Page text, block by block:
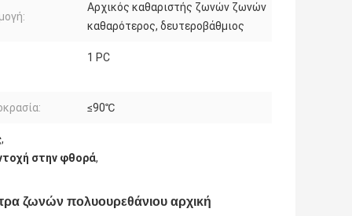
Αρχικός καθαριστής ζωνών ζωνών
καθαρότερος, δευτεροβάθμιος
1 PC
≤90℃
,
στην φθορά,
ζωνών πολυουρεθάνιου αρχική